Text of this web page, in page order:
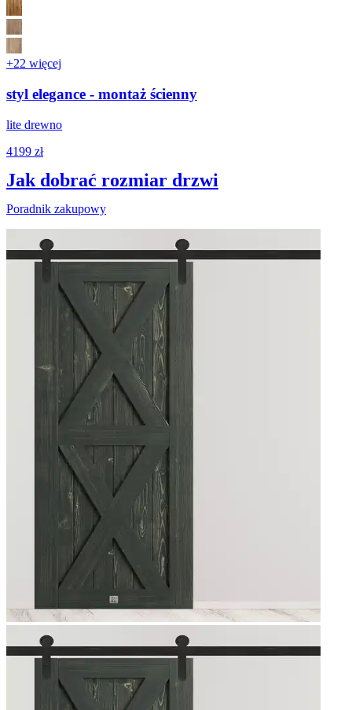
+22 więcej
styl elegance - montaż ścienny
lite drewno
4199 zł
Jak dobrać rozmiar drzwi
Poradnik zakupowy